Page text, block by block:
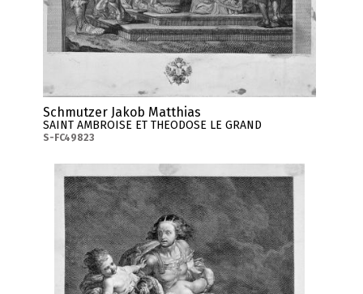
Schmutzer Jakob Matthias
SAINT AMBROISE ET THEODOSE LE GRAND
S-FC49823